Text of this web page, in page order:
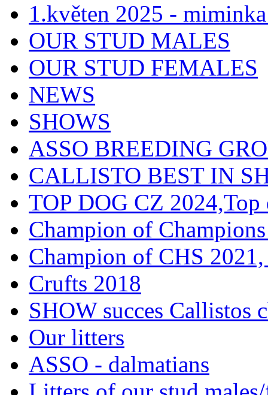
1.květen 2025 -
OUR STUD MALES
OUR STUD FEMALES
NEWS
SHOWS
ASSO BREEDING
CALLISTO BEST IN
TOP DOG CZ
Champion of
Champion of CHS
Crufts 2018
SHOW succes Callistos
Our litters
ASSO - dalmatians